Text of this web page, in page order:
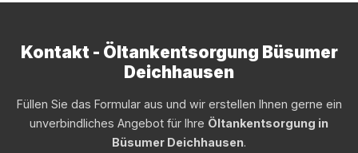
Kontakt - Öltankentsorgung Büsumer
Deichhausen
Füllen Sie das Formular aus und wir erstellen Ihnen gerne ein
unverbindliches Angebot für Ihre Öltankentsorgung in
Büsumer Deichhausen.